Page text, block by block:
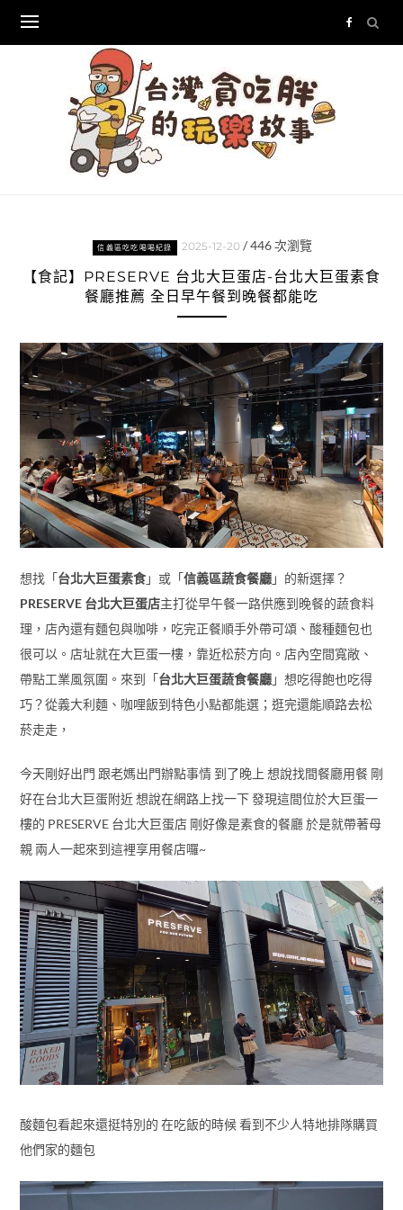
content
信義區吃吃喝喝紀錄 2025-12-20 /446次瀏覽
【食記】PRESERVE 台北大巨蛋店-台北大巨蛋素食
餐廳推薦 全日早午餐到晚餐都能吃
想找「台北大巨蛋素食」或「信義區蔬食餐廳」的新選擇？
PRESERVE 台北大巨蛋店主打從早午餐一路供應到晚餐的蔬食料
理，店內還有麵包與咖啡，吃完正餐順手外帶可頌、酸種麵包也
很可以。店址就在大巨蛋一樓，靠近松菸方向。店內空間寬敞、
帶點工業風氛圍。來到「台北大巨蛋蔬食餐廳」想吃得飽也吃得
巧？從義大利麵、咖哩飯到特色小點都能選；逛完還能順路去松
菸走走，
今天剛好出門 跟老媽出門辦點事情 到了晚上 想說找間餐廳用餐 剛
好在台北大巨蛋附近 想說在網路上找一下 發現這間位於大巨蛋一
樓的 PRESERVE 台北大巨蛋店 剛好像是素食的餐廳 於是就帶著母
親 兩人一起來到這裡享用餐店囉~
酸麵包看起來還挺特別的 在吃飯的時候 看到不少人特地排隊購買
他們家的麵包